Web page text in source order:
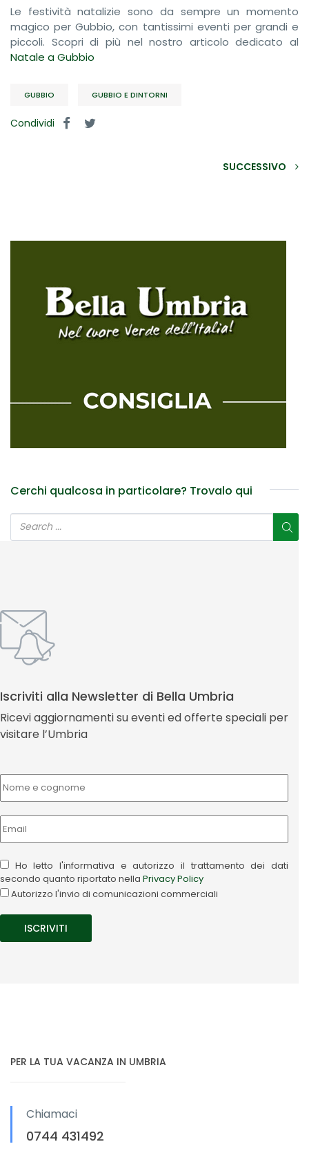
Le festività natalizie sono da sempre un momento
magico per Gubbio, con tantissimi eventi per grandi e
piccoli. Scopri di più nel nostro articolo dedicato al
Natale a Gubbio
GUBBIO GUBBIO E DINTORNI
Condividi
SUCCESSIVO
Cerchi qualcosa in particolare? Trovalo qui
Iscriviti alla Newsletter di Bella Umbria
Ricevi aggiornamenti su eventi ed offerte speciali per
visitare l’Umbria
Ho letto l'informativa e autorizzo il trattamento dei dati
secondo quanto riportato nella Privacy Policy
Autorizzo l'invio di comunicazioni commerciali
PER LA TUA VACANZA IN UMBRIA
Chiamaci
0744 431492